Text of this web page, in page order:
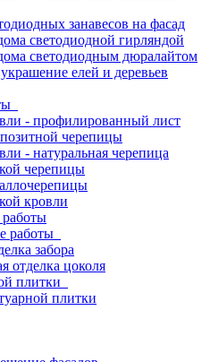
занавесов на фасад
светодиодной гирляндой
светодиодным дюралайтом
елей и деревьев
- профилированный лист
черепицы
- натуральная черепица
черепицы
кровли
работы
забора
отделка цоколя
плитки
плитки